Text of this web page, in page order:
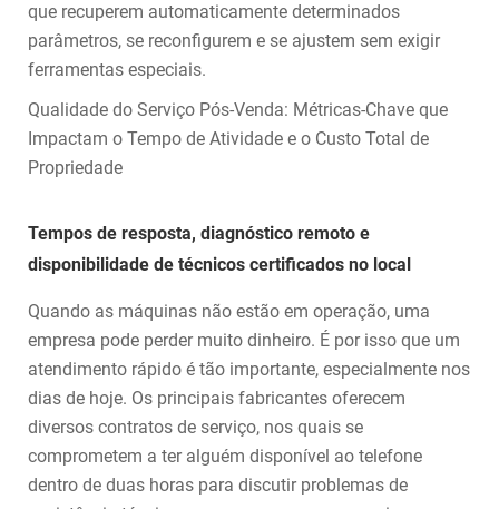
que recuperem automaticamente determinados
parâmetros, se reconfigurem e se ajustem sem exigir
ferramentas especiais.
Qualidade do Serviço Pós-Venda: Métricas-Chave que
Impactam o Tempo de Atividade e o Custo Total de
Propriedade
Tempos de resposta, diagnóstico remoto e
disponibilidade de técnicos certificados no local
Quando as máquinas não estão em operação, uma
empresa pode perder muito dinheiro. É por isso que um
atendimento rápido é tão importante, especialmente nos
dias de hoje. Os principais fabricantes oferecem
diversos contratos de serviço, nos quais se
comprometem a ter alguém disponível ao telefone
dentro de duas horas para discutir problemas de